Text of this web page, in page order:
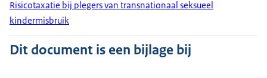
Risicotaxatie bij plegers van transnationaal seksueel
kindermisbruik
Dit document is een bijlage bij